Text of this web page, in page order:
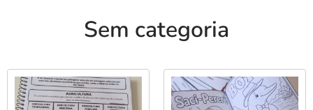
Sem categoria